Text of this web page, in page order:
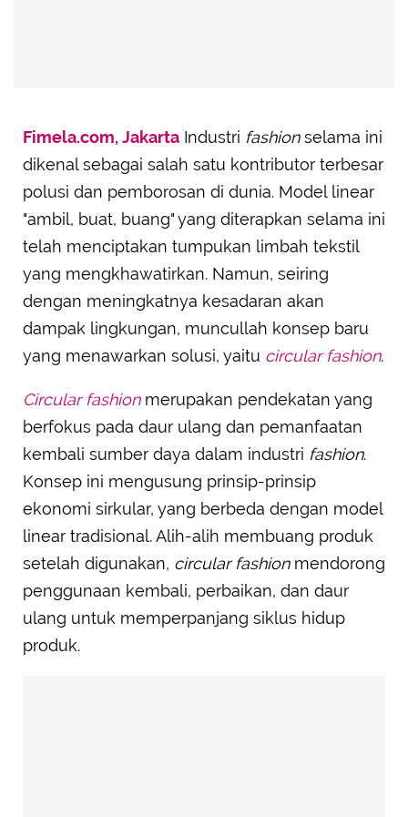
Fimela.com, Jakarta Industri fashionselama ini
dikenal sebagai salah satu kontributor terbesar
polusi dan pemborosan di dunia. Model linear
"ambil, buat, buang" yang diterapkan selama ini
telah menciptakan tumpukan limbah tekstil
yang mengkhawatirkan. Namun, seiring
dengan meningkatnya kesadaran akan
dampak lingkungan, muncullah konsep baru
yang menawarkan solusi, yaitu circular fashion.
Circular fashionmerupakan pendekatan yang
berfokus pada daur ulang dan pemanfaatan
kembali sumber daya dalam industri fashion.
Konsep ini mengusung prinsip-prinsip
ekonomi sirkular, yang berbeda dengan model
linear tradisional. Alih-alih membuang produk
setelah digunakan, circular fashionmendorong
penggunaan kembali, perbaikan, dan daur
ulang untuk memperpanjang siklus hidup
produk.